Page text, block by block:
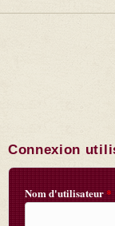
Connexion
Nom d'utilisateur*